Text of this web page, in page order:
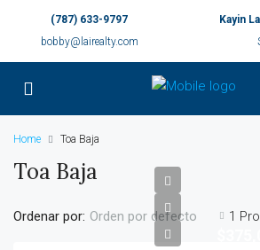
(787) 633-9797
bobby@lairealty.com
Kayin
Home Toa Baja
Toa Baja
1
Ordenar por: Orden por defecto